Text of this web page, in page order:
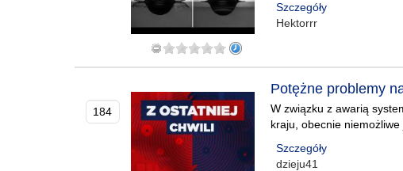
Szczegóły
Hektorrr
184
Potężne problemy
W związku z awarią
kraju, obecnie
Szczegóły
dzieju41